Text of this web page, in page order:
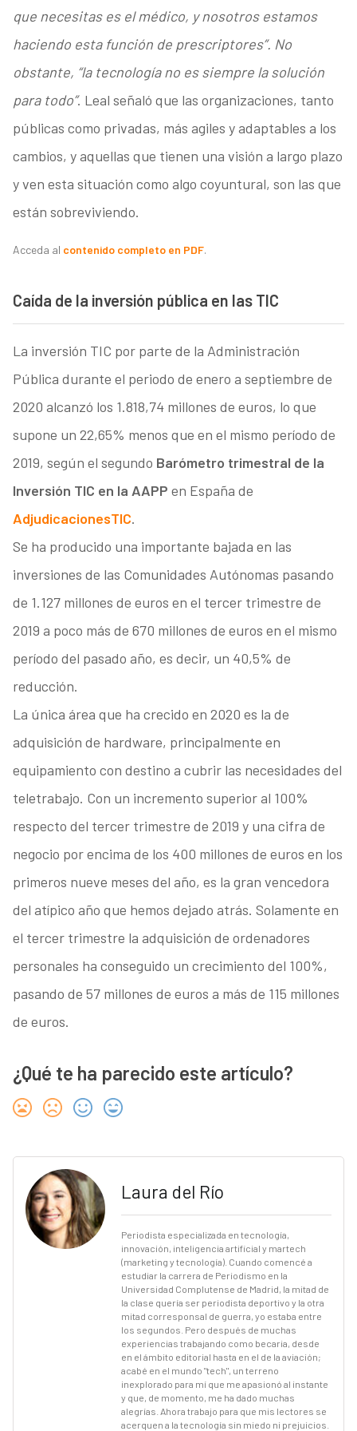
que necesitas es el médico, y nosotros estamos
haciendo esta función de prescriptores”. No
obstante, “la tecnología no es siempre la solución
para todo”. Leal señaló que las organizaciones, tanto
públicas como privadas, más agiles y adaptables a los
cambios, y aquellas que tienen una visión a largo plazo
y ven esta situación como algo coyuntural, son las que
están sobreviviendo.
Acceda al contenido completo en PDF.
Caída de la inversión pública en las TIC
La inversión TIC por parte de la Administración
Pública durante el periodo de enero a septiembre de
2020 alcanzó los 1.818,74 millones de euros, lo que
supone un 22,65% menos que en el mismo período de
2019, según el segundo Barómetro trimestral de la
Inversión TIC en la AAPP en España de
AdjudicacionesTIC.
Se ha producido una importante bajada en las
inversiones de las Comunidades Autónomas pasando
de 1.127 millones de euros en el tercer trimestre de
2019 a poco más de 670 millones de euros en el mismo
período del pasado año, es decir, un 40,5% de
reducción.
La única área que ha crecido en 2020 es la de
adquisición de hardware, principalmente en
equipamiento con destino a cubrir las necesidades del
teletrabajo. Con un incremento superior al 100%
respecto del tercer trimestre de 2019 y una cifra de
negocio por encima de los 400 millones de euros en los
primeros nueve meses del año, es la gran vencedora
del atípico año que hemos dejado atrás. Solamente en
el tercer trimestre la adquisición de ordenadores
personales ha conseguido un crecimiento del 100%,
pasando de 57 millones de euros a más de 115 millones
de euros.
¿Qué te ha parecido este artículo?
Laura del Río
Periodista especializada en tecnología,
innovación, inteligencia artificial y martech
(marketing y tecnología). Cuando comencé a
estudiar la carrera de Periodismo en la
Universidad Complutense de Madrid, la mitad de
la clase quería ser periodista deportivo y la otra
mitad corresponsal de guerra, yo estaba entre
los segundos. Pero después de muchas
experiencias trabajando como becaria, desde
en el ámbito editorial hasta en el de la aviación;
acabé en el mundo "tech", un terreno
inexplorado para mí que me apasionó al instante
y que, de momento, me ha dado muchas
alegrías. Ahora trabajo para que mis lectores se
acerquen a la tecnología sin miedo ni prejuicios.